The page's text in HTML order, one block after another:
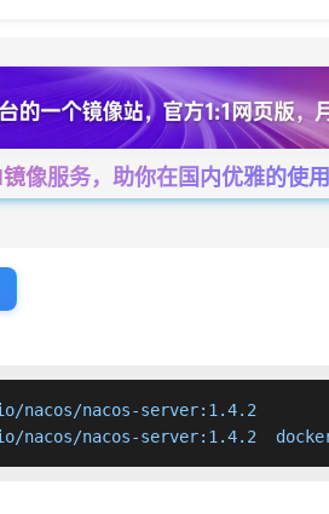
像服务，助你在国内优雅的使
nacos/nacos-server:1.4.2
nacos/nacos-server:1.4.2